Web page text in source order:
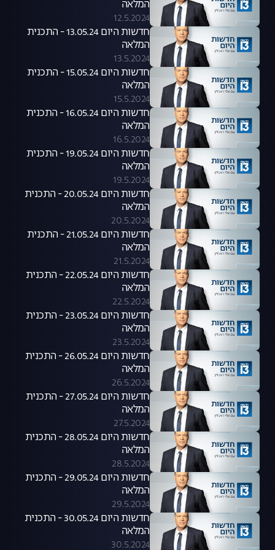
המלאה
12.5.2024
חדשות היום 13.05.24 - התכנית
המלאה
13.5.2024
חדשות היום 15.05.24 - התכנית
המלאה
15.5.2024
חדשות היום 16.05.24 - התכנית
המלאה
16.5.2024
חדשות היום 19.05.24 - התכנית
המלאה
19.5.2024
חדשות היום 20.05.24 - התכנית
המלאה
20.5.2024
חדשות היום 21.05.24 - התכנית
המלאה
21.5.2024
חדשות היום 22.05.24 - התכנית
המלאה
22.5.2024
חדשות היום 23.05.24 - התכנית
המלאה
23.5.2024
חדשות היום 26.05.24 - התכנית
המלאה
26.5.2024
חדשות היום 27.05.24 - התכנית
המלאה
27.5.2024
חדשות היום 28.05.24 - התכנית
המלאה
28.5.2024
חדשות היום 29.05.24 - התכנית
המלאה
29.5.2024
חדשות היום 30.05.24 - התכנית
המלאה
30.5.2024